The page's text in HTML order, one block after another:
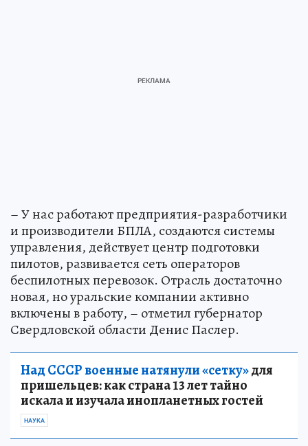
– У нас работают предприятия-разработчики
и производители БПЛА, создаются системы
управления, действует центр подготовки
пилотов, развивается сеть операторов
беспилотных перевозок. Отрасль достаточно
новая, но уральские компании активно
включены в работу, – отметил губернатор
Свердловской области Денис Паслер.
Над СССР военные натянули «сетку»для
пришельцев: как страна 13 лет тайно
искала и изучала инопланетных гостей
НАУКА